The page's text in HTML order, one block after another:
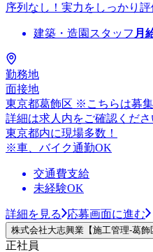
序列なし！実力をしっかり
建築・造園スタッフ 月
勤務地
面接地
東京都葛飾区 ※こちらは募
詳細は求人内をご確認くださ
東京都内に現場多数！
※車、バイク通勤OK
交通費支給
未経験OK
詳細を見る 応募画面に進む
株式会社大志興業【施工管理-葛
正社員